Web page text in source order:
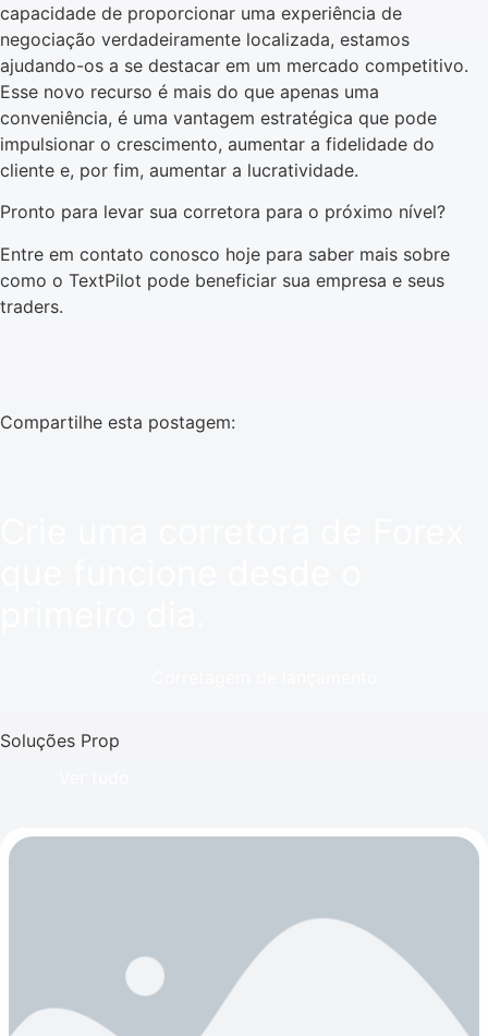
capacidade de proporcionar uma experiência de
negociação verdadeiramente localizada, estamos
ajudando-os a se destacar em um mercado competitivo.
Esse novo recurso é mais do que apenas uma
conveniência, é uma vantagem estratégica que pode
impulsionar o crescimento, aumentar a fidelidade do
cliente e, por fim, aumentar a lucratividade.
Pronto para levar sua corretora para o próximo nível?
Entre em contato conosco hoje para saber mais sobre
como o TextPilot pode beneficiar sua empresa e seus
traders.
Compartilhe esta postagem:
Soluções Prop